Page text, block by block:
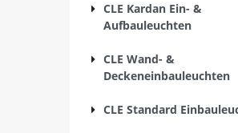
CLE Kardan Ein- &
Aufbauleuchten
CLE Wand- &
Deckeneinbauleuchten
CLE Standard